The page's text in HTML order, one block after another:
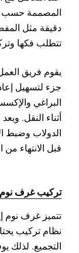
المصممة حسب
دقيقة مثل
تتطلب فكها
يقوم فريق
جزء لتسهيل
البراغي
أثناء النقل.
الدولاب وضبط
قبل الانتهاء من
تركيب غرف نوم
تتميز غرف نوم
نظام تركيب
التجميع. لذلك